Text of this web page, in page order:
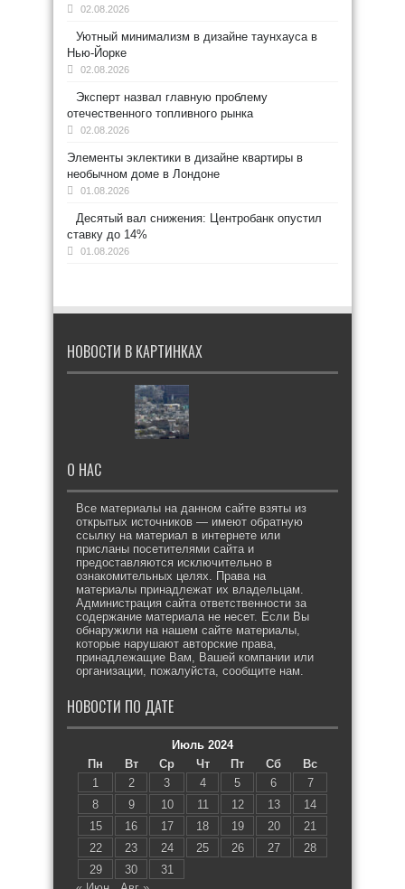
02.08.2026
Уютный минимализм в дизайне таунхауса в
Нью-Йорке
02.08.2026
Эксперт назвал главную проблему
отечественного топливного рынка
02.08.2026
Элементы эклектики в дизайне квартиры в
необычном доме в Лондоне
01.08.2026
Десятый вал снижения: Центробанк опустил
ставку до 14%
01.08.2026
НОВОСТИ В КАРТИНКАХ
О НАС
Все материалы на данном сайте взяты из
открытых источников — имеют обратную
ссылку на материал в интернете или
присланы посетителями сайта и
предоставляются исключительно в
ознакомительных целях. Права на
материалы принадлежат их владельцам.
Администрация сайта ответственности за
содержание материала не несет. Если Вы
обнаружили на нашем сайте материалы,
которые нарушают авторские права,
принадлежащие Вам, Вашей компании или
организации, пожалуйста, сообщите нам.
НОВОСТИ ПО ДАТЕ
Июль 2024
Пн
Вт Ср Чт Пт Сб
Вс
1
2 3 4 5 6
7
8
9 10 11 12 13
14
15
16 17 18 19 20
21
22
23 24 25 26 27
28
29
30
31